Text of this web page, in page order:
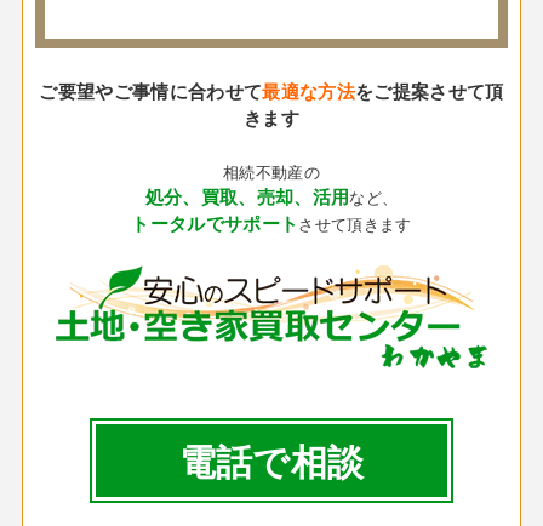
ご要望やご事情に合わせて最適な方法をご提案させて頂
きます
相続不動産の
処分、買取、売却、活用など、
トータルでサポート させて頂きます
電話で相談